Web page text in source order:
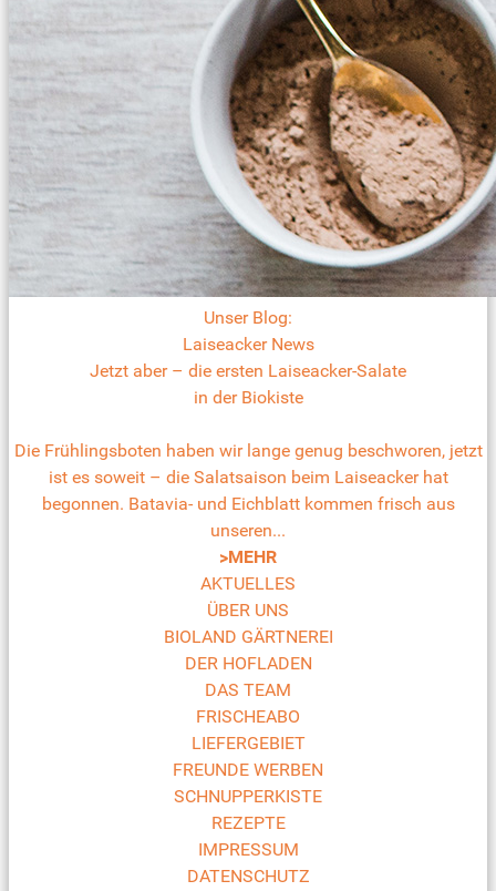
Unser Blog:
Laiseacker News
Jetzt aber – die ersten Laiseacker-Salate
in der Biokiste
Die Frühlingsboten haben wir lange genug beschworen, jetzt
ist es soweit – die Salatsaison beim Laiseacker hat
begonnen. Batavia- und Eichblatt kommen frisch aus
unseren...
>MEHR
AKTUELLES
ÜBER UNS
BIOLAND GÄRTNEREI
DER HOFLADEN
DAS TEAM
FRISCHEABO
LIEFERGEBIET
FREUNDE WERBEN
SCHNUPPERKISTE
REZEPTE
IMPRESSUM
DATENSCHUTZ